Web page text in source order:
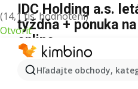
(14,1 tis. hodnotení)
Otvoriť
Hľadajte obchody,
IDC Holding a.s.
týždňa + ponuka
online